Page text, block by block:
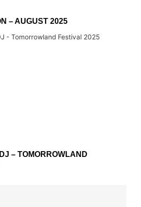
– AUGUST 2025
– TOMORROWLAND